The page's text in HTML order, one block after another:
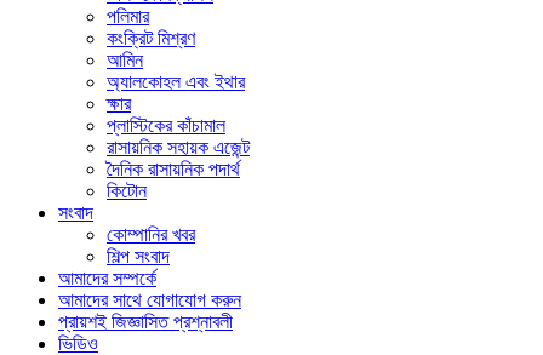
পলিমার
কংক্রিট মিশ্রণ
আমিন
অ্যালকোহল এবং ইথার
ক্ষার
প্লাস্টিকের কাঁচামাল
রাসায়নিক সহায়ক এজেন্ট
দৈনিক রাসায়নিক পদার্থ
কিটোন
সংবাদ
কোম্পানির খবর
শিল্প সংবাদ
আমাদের সম্পর্কে
আমাদের সাথে যোগাযোগ করুন
প্রায়শই জিজ্ঞাসিত প্রশ্নাবলী
ভিডিও